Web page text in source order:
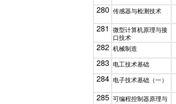
280 传感器与检测技术
281 微型计算机原理与接
口技术
282 机械制造
283 电工技术基础
284 电子技术基础（一）
285 可编程控制器原理与